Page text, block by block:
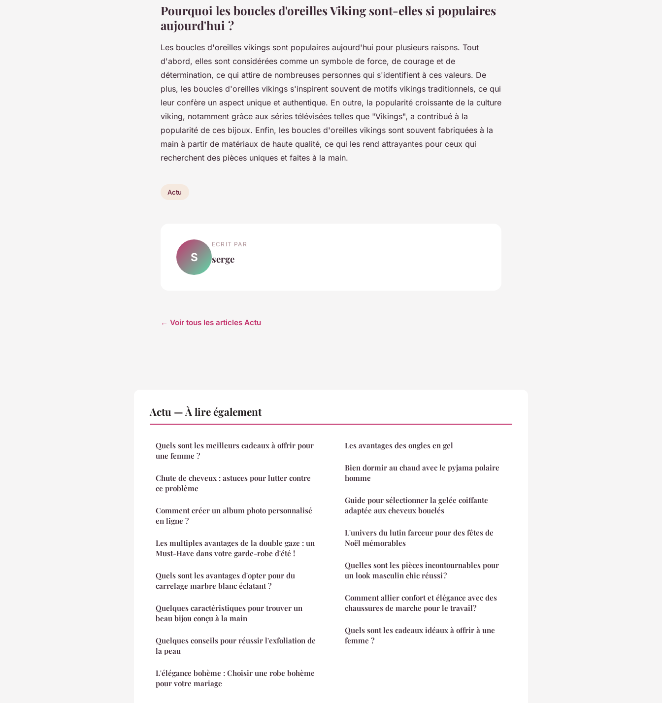
Pourquoi les boucles d'oreilles Viking sont-elles si populaires
aujourd'hui ?
Les boucles d'oreilles vikings sont populaires aujourd'hui pour plusieurs raisons. Tout
d'abord, elles sont considérées comme un symbole de force, de courage et de
détermination, ce qui attire de nombreuses personnes qui s'identifient à ces valeurs. De
plus, les boucles d'oreilles vikings s'inspirent souvent de motifs vikings traditionnels, ce qui
leur confère un aspect unique et authentique. En outre, la popularité croissante de la culture
viking, notamment grâce aux séries télévisées telles que "Vikings", a contribué à la
popularité de ces bijoux. Enfin, les boucles d'oreilles vikings sont souvent fabriquées à la
main à partir de matériaux de haute qualité, ce qui les rend attrayantes pour ceux qui
recherchent des pièces uniques et faites à la main.
Actu
S
ECRIT PAR
serge
← Voir tous les articles Actu
Actu — À lire également
Quels sont les meilleurs cadeaux à offrir pour
une femme ?
Chute de cheveux : astuces pour lutter contre
ce problème
Comment créer un album photo personnalisé
en ligne ?
Les multiples avantages de la double gaze : un
Must-Have dans votre garde-robe d'été !
Quels sont les avantages d'opter pour du
carrelage marbre blanc éclatant ?
Quelques caractéristiques pour trouver un
beau bijou conçu à la main
Quelques conseils pour réussir l'exfoliation de
la peau
L'élégance bohème : Choisir une robe bohème
pour votre mariage
Les avantages des ongles en gel
Bien dormir au chaud avec le pyjama polaire
homme
Guide pour sélectionner la gelée coiffante
adaptée aux cheveux bouclés
L'univers du lutin farceur pour des fêtes de
Noël mémorables
Quelles sont les pièces incontournables pour
un look masculin chic réussi ?
Comment allier confort et élégance avec des
chaussures de marche pour le travail?
Quels sont les cadeaux idéaux à offrir à une
femme ?